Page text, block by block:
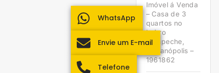
Imóvel á Venda
– Casa de 3
quartos no
bairro
Campeche,
Florianópolis –
1961862
WhatsApp
Envie um E-mail
Telefone